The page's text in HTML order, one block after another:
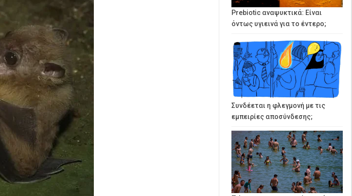
Prebiotic αναψυκτικά: Είναι
όντως υγιεινά για το έντερο;
Συνδέεται η φλεγμονή με τις
εμπειρίες αποσύνδεσης;